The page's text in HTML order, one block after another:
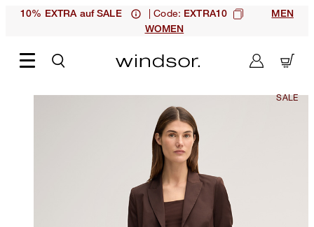
10% EXTRA auf SALE | Code: EXTRA10
MEN
WOMEN